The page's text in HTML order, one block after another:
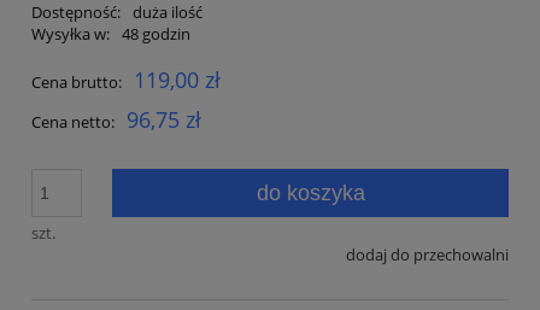
Dostępność: duża ilość
Wysyłka w: 48 godzin
Cena brutto: 119,00 zł
Cena netto: 96,75 zł
szt.
do koszyka
dodaj do przechowalni